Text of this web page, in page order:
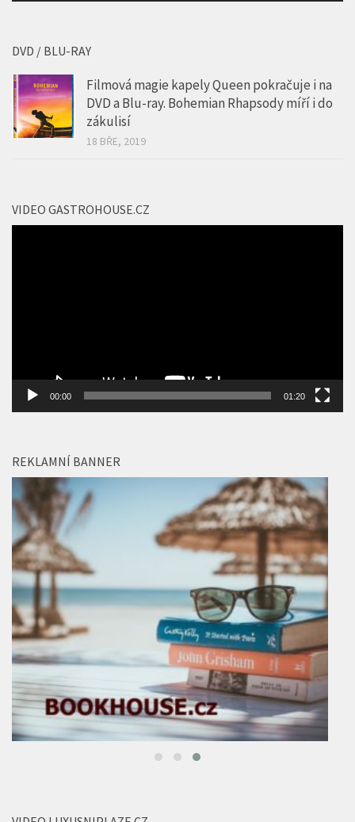
Filmová magie kapely Queen pokračuje i na
DVD a Blu-ray. Bohemian Rhapsody míří i do
zákulisí
18 BŘE, 2019
Video
REKLAMNÍ BANNER